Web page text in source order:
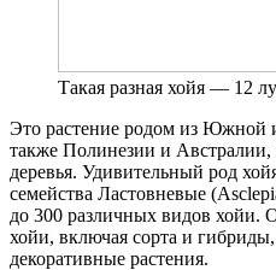
Такая разная хойя — 12
Это растение родом из
также Полинезии и Австралии,
деревья. Удивительный род
семейства Ластовневые
до 300 различных видов хойи.
хойи, включая сорта и
декоративные растения.